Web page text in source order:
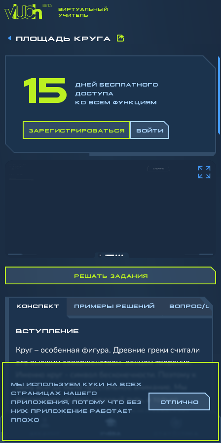
ВИРТУАЛЬНЫЙ
УЧИТЕЛЬ
ПЛОЩАДЬ КРУГА
ВСТУПЛЕНИЕ
Круг – особенная фигура. Древние греки считали
его высшим совершенством, венцом творения.
нему всегда было пристальное внимание. Мы
рассмотрим не весь научный путь, а только
результаты труда великих ученых и запомним
формулы, которые они вывели для вычисления
КОНСПЕКТ ПРИМЕРЫ РЕШЕНИЙ ВОПРОС/
15
ДНЕЙ БЕСПЛАТНОГО
ДОСТУПА
КО ВСЕМ ФУНКЦИЯМ
ЗАРЕГИСТРИРОВАТЬСЯ ВОЙТИ
РЕШАТЬ ЗАДАНИЯ
МЫ ИСПОЛЬЗУЕМ КУКИ НА ВСЕХ
СТРАНИЦАХ НАШЕГО
ПРИЛОЖЕНИЯ, ПОТОМУ ЧТО БЕЗ
НИХ ПРИЛОЖЕНИЕ РАБОТАЕТ
ПЛОХО
ОТЛИЧНО